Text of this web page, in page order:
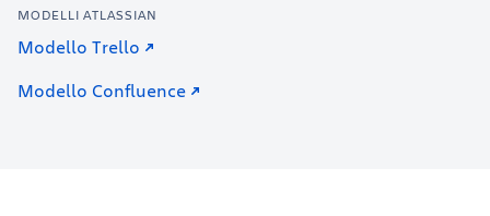
MODELLI ATLASSIAN
Modello Trello
Modello Confluence